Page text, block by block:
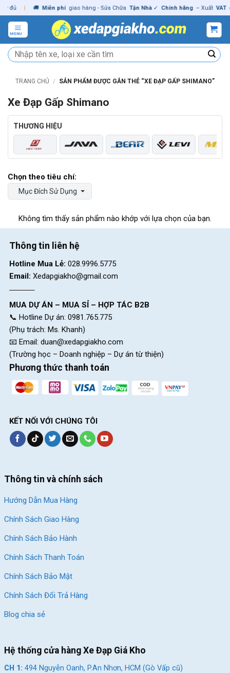
Skip
to
content
| 🚚 Miễn phí giao hàng - Sửa Chữa Tận Nhà ✓ Chính hãng – Xuất VAT đầy
MENU
Tìm
kiếm:
TRANG CHỦ / SẢN PHẨM ĐƯỢC GẮN THẺ “XE ĐẠP GẤP SHIMANO”
Xe Đạp Gấp Shimano
THƯƠNG HIỆU
Mục Đích Sử Dụng
Không tìm thấy sản phẩm nào khớp với lựa chọn của bạn.
Thông tin liên hệ
Hotline Mua Lẻ: 028.9996.5775
Email: Xedapgiakho@gmail.com
MUA DỰ ÁN – MUA SỈ – HỢP TÁC B2B
📞 Hotline Dự án: 0981.765.775
(Phụ trách: Ms. Khanh)
📧 Email: duan@xedapgiakho.com
(Trường học – Doanh nghiệp – Dự án từ thiện)
Phương thức thanh toán
KẾT NỐI VỚI CHÚNG TÔI
Thông tin và chính sách
Hướng Dẫn Mua Hàng
Chính Sách Giao Hàng
Chính Sách Bảo Hành
Chính Sách Thanh Toán
Chính Sách Bảo Mật
Chính Sách Đổi Trả Hàng
Blog chia sẻ
Hệ thống cửa hàng Xe Đạp Giá Kho
CH 1: 494 Nguyễn Oanh, P.An Nhơn, HCM (Gò Vấp cũ)